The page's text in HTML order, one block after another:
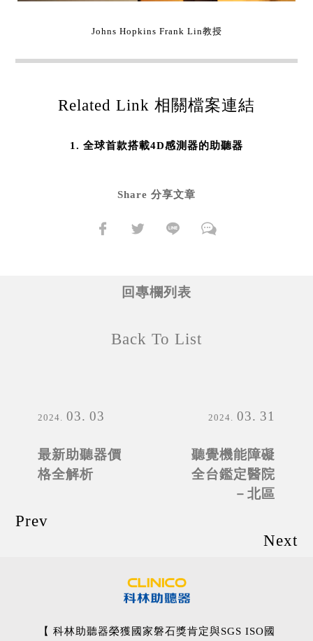
Johns Hopkins Frank Lin教授
Related Link 相關檔案連結
全球首款搭載4D感測器的助聽器
Share 分享文章
2024 03 03
最新助聽器價
格全解析
Prev
回專欄列表
Back To List
2024 03 31
聽覺機能障礙
全台鑑定醫院
－北區
Next
【 科林助聽器榮獲國家磐石獎肯定與SGS ISO國